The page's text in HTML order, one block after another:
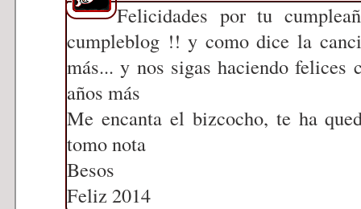
Felicidades por tu
cumpleblog !! y como dice la
más... y nos sigas haciendo felices
años más
Me encanta el bizcocho, te ha
tomo nota
Besos
Feliz 2014